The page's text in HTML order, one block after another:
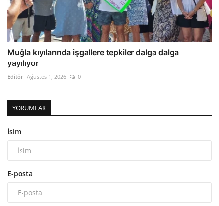
Muğla kıyılarında işgallere tepkiler dalga dalga
yayılıyor
Editör Ağustos 1, 2026 0
YORUMLAR
İsim
E-posta